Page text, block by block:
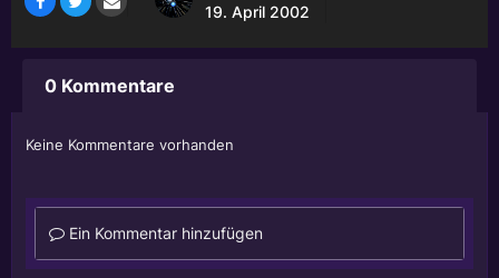
19. April 2002
0 Kommentare
Keine Kommentare vorhanden
Ein Kommentar hinzufügen